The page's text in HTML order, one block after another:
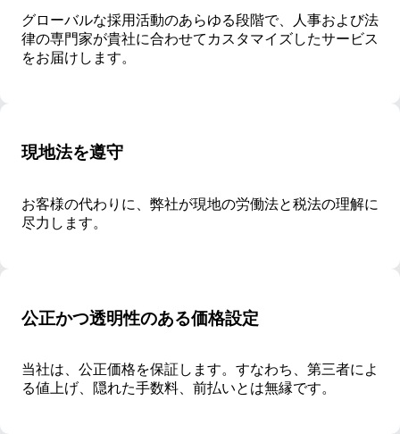
グローバルな採用活動のあらゆる段階で、人事および法
律の専門家が貴社に合わせてカスタマイズしたサービス
をお届けします。
現地法を遵守
お客様の代わりに、弊社が現地の労働法と税法の理解に
尽力します。
公正かつ透明性のある価格設定
当社は、公正価格を保証します。すなわち、第三者によ
る値上げ、隠れた手数料、前払いとは無縁です。